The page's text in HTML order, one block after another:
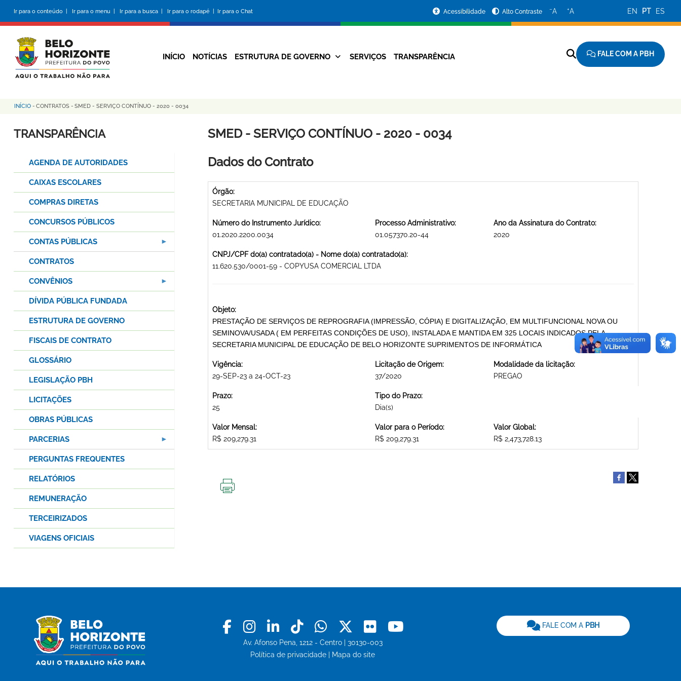
conteúdo
principal
Ir para o conteúdo | Ir para o menu | Ir para a busca | Ir para o rodapé | Ir para o Chat
da
Prefeitura
Acessibilidade Alto Contraste −A +A EN PT ES
Navegação
INÍCIO NOTÍCIAS ESTRUTURA DE GOVERNO SERVIÇOS TRANSPARÊNCIA FALE COM A PBH
Trilha
de
INÍCIO - CONTRATOS - SMED - SERVIÇO CONTÍNUO - 2020 - 0034
SMED - SERVIÇO CONTÍNUO - 2020 - 0034
Dados do Contrato
Órgão:
SECRETARIA MUNICIPAL DE EDUCAÇÃO
Número do Instrumento Jurídico:
01.2020.2200.0034
Processo Administrativo:
01.057370.20-44
Ano da Assinatura do Contrato:
2020
CNPJ/CPF do(a) contratado(a) - Nome do(a) contratado(a):
11.620.530/0001-59 - COPYUSA COMERCIAL LTDA
Objeto:
PRESTAÇÃO DE SERVIÇOS DE REPROGRAFIA (IMPRESSÃO, CÓPIA) E DIGITALIZAÇÃO, EM MULTIFUNCIONAL NOVA OU
SEMINOVA/USADA ( EM PERFEITAS CONDIÇÕES DE USO), INSTALADA E MANTIDA EM 325 LOCAIS INDICADOS PELA
SECRETARIA MUNICIPAL DE EDUCAÇÃO DE BELO HORIZONTE SUPRIMENTOS DE INFORMÁTICA
Vigência:
29-SEP-23 a 24-OCT-23
Licitação de Origem:
37/2020
Modalidade da licitação:
PREGAO
Prazo:
25
Tipo do Prazo:
Dia(s)
Valor Mensal:
R$ 209,279.31
Valor para o Período:
R$ 209,279.31
Valor Global:
R$ 2,473,728.13
TRANSPARÊNCIA
AGENDA DE AUTORIDADES
CAIXAS ESCOLARES
COMPRAS DIRETAS
CONCURSOS PÚBLICOS
CONTAS PÚBLICAS
CONTRATOS
CONVÊNIOS
DÍVIDA PÚBLICA FUNDADA
ESTRUTURA DE GOVERNO
FISCAIS DE CONTRATO
GLOSSÁRIO
LEGISLAÇÃO PBH
LICITAÇÕES
OBRAS PÚBLICAS
PARCERIAS
PERGUNTAS FREQUENTES
RELATÓRIOS
REMUNERAÇÃO
TERCEIRIZADOS
VIAGENS OFICIAIS
Facebook
Instagram
LinkedinTiktokWhatsapp
X Flickr
Av. Afonso Pena, 1212 - Centro | 30130-003
Política de privacidade
Mapa do site
FALE COM A PBH